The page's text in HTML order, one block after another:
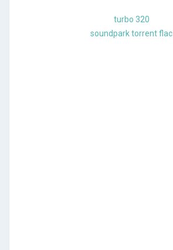
turbo 320
soundpark torrent flac